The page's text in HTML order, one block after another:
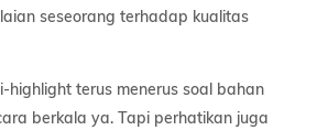
seseorang terhadap kualitas
highlight terus menerus soal bahan
berkala ya. Tapi perhatikan juga